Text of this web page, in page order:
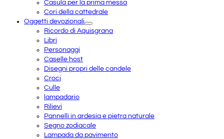
Casula per la prima messa
Cori della cattedrale
Oggetti devozionali
Ricordo di Aquisgrana
Libri
Personaggi
Caselle host
Disegni propri delle candele
Croci
Culle
lampadario
Rilievi
Pannelli in ardesia e pietra naturale
Segno zodiacale
Lampada da pavimento